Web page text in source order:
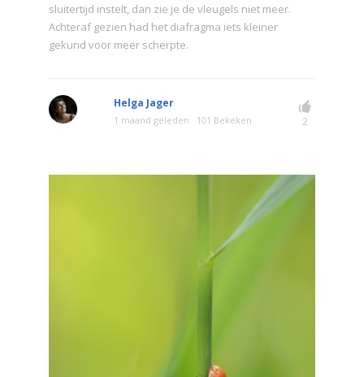
sluitertijd instelt, dan zie je de vleugels niet meer.
Achteraf gezien had het diafragma iets kleiner
gekund voor meer scherpte.
Helga Jager
1 maand geleden 101 Bekeken 2